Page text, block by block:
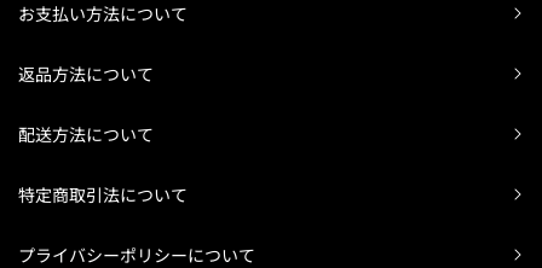
お支払い方法について
返品方法について
配送方法について
特定商取引法について
プライバシーポリシーについて